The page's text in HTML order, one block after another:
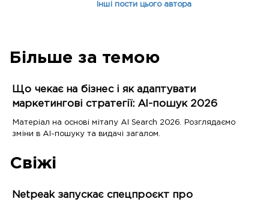
Інші пости цього автора
Більше за темою
Що чекає на бізнес і як адаптувати
маркетингові стратегії: AI-пошук 2026
Матеріал на основі мітапу AI Search 2026. Розглядаємо
зміни в AI-пошуку та видачі загалом.
Свіжі
Netpeak запускає спецпроєкт про